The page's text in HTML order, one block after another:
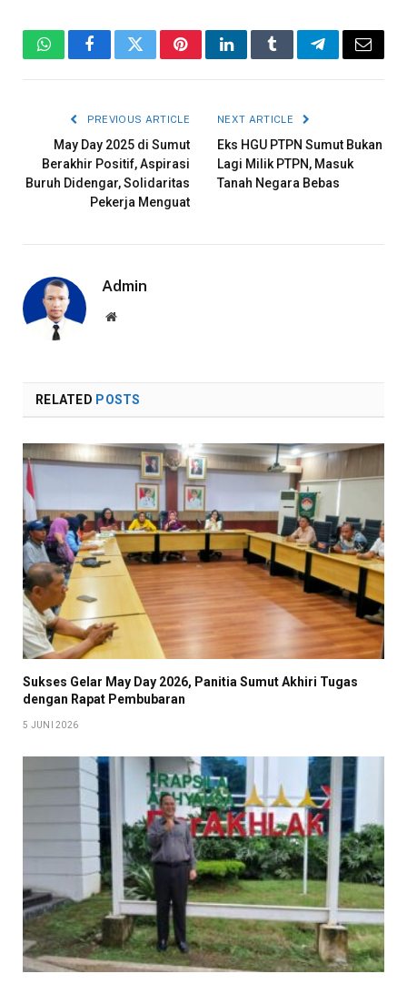
WhatsAppFacebookTwitterPinterestLinkedInTumblrTelegramEmail
PREVIOUS ARTICLE
May Day 2025 di Sumut
Berakhir Positif, Aspirasi
Buruh Didengar, Solidaritas
Pekerja Menguat
NEXT ARTICLE
Eks HGU PTPN Sumut Bukan
Lagi Milik PTPN, Masuk
Tanah Negara Bebas
Admin
Website
RELATED POSTS
Sukses Gelar May Day 2026, Panitia Sumut Akhiri Tugas
dengan Rapat Pembubaran
5 JUNI 2026